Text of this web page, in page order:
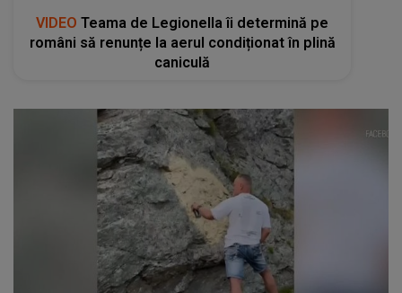
VIDEO Teama de Legionella îi determină pe
români să renunțe la aerul condiționat în plină
caniculă